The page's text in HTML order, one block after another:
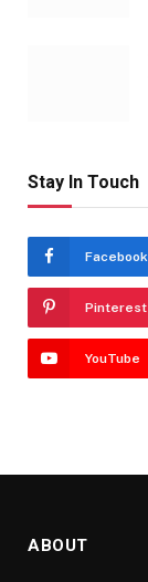
Stay In Touch
Facebook
Pinterest
YouTube
ABOUT